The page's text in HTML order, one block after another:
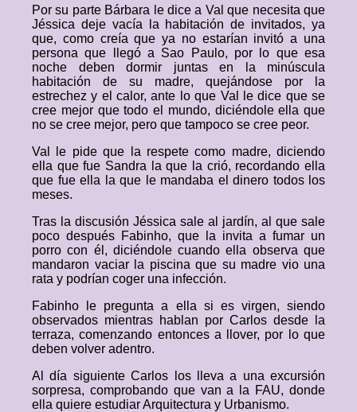
Por su parte Bárbara le dice a Val que necesita que
Jéssica deje vacía la habitación de invitados, ya
que, como creía que ya no estarían invitó a una
persona que llegó a Sao Paulo, por lo que esa
noche deben dormir juntas en la minúscula
habitación de su madre, quejándose por la
estrechez y el calor, ante lo que Val le dice que se
cree mejor que todo el mundo, diciéndole ella que
no se cree mejor, pero que tampoco se cree peor.
Val le pide que la respete como madre, diciendo
ella que fue Sandra la que la crió, recordando ella
que fue ella la que le mandaba el dinero todos los
meses.
Tras la discusión Jéssica sale al jardín, al que sale
poco después Fabinho, que la invita a fumar un
porro con él, diciéndole cuando ella observa que
mandaron vaciar la piscina que su madre vio una
rata y podrían coger una infección.
Fabinho le pregunta a ella si es virgen, siendo
observados mientras hablan por Carlos desde la
terraza, comenzando entonces a llover, por lo que
deben volver adentro.
Al día siguiente Carlos los lleva a una excursión
sorpresa, comprobando que van a la FAU, donde
ella quiere estudiar Arquitectura y Urbanismo.